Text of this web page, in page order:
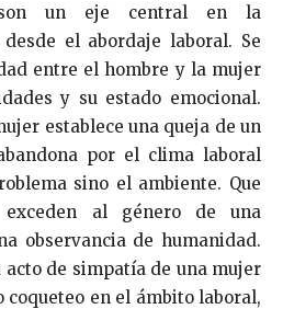
son un eje central en la
el abordaje laboral. Se
entre el hombre y la mujer
y su estado emocional.
establece una queja de un
por el clima laboral
sino el ambiente. Que
al género de una
observancia de humanidad.
acto de simpatía de una mujer
coqueteo en el ámbito laboral,